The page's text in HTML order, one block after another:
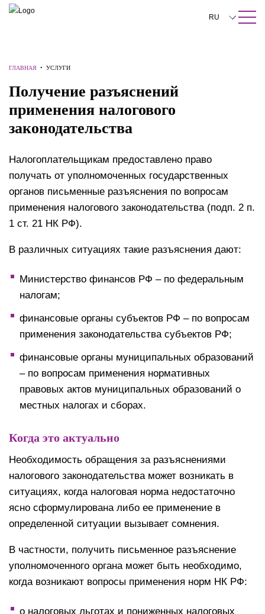
ПОИСК ПО САЙТУ Закрыть
RU
日本語
Türkçe
ГЛАВНАЯ • УСЛУГИ
Получение разъяснений
применения налогового
законодательства
Налогоплательщикам предоставлено право
получать от уполномоченных государственных
органов письменные разъяснения по вопросам
применения налогового законодательства (подп. 2 п.
1 ст. 21 НК РФ).
В различных ситуациях такие разъяснения дают:
Министерство финансов РФ – по федеральным
налогам;
финансовые органы субъектов РФ – по вопросам
применения законодательства субъектов РФ;
финансовые органы муниципальных образований
– по вопросам применения нормативных
правовых актов муниципальных образований о
местных налогах и сборах.
Когда это актуально
Необходимость обращения за разъяснениями
налогового законодательства может возникать в
ситуациях, когда налоговая норма недостаточно
ясно сформулирована либо ее применение в
определенной ситуации вызывает сомнения.
В частности, получить письменное разъяснение
уполномоченного органа может быть необходимо,
когда возникают вопросы применения норм НК РФ:
о налоговых льготах и пониженных налоговых